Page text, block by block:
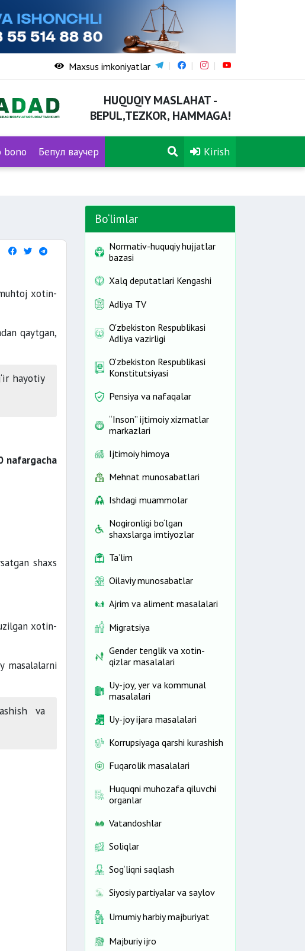
Maxsus imkoniyatlar
HUQUQIY MASLAHAT -
BEPUL,TEZKOR, HAMMAGA!
bono Бепул ваучер Kirish
xotin-
qaytgan,
hayotiy
nafargacha
shaxs
xotin-
masalalarni
va
Bo‘limlar
Normativ-huquqiy hujjatlar
bazasi
Xalq deputatlari Kengashi
Adliya TV
O'zbekiston Respublikasi
Adliya vazirligi
O‘zbekiston Respublikasi
Konstitutsiyasi
Pensiya va nafaqalar
“Inson” ijtimoiy xizmatlar
markazlari
Ijtimoiy himoya
Mehnat munosabatlari
Ishdagi muammolar
Nogironligi bo‘lgan
shaxslarga imtiyozlar
Ta’lim
Oilaviy munosabatlar
Ajrim va aliment masalalari
Migratsiya
Gender tenglik va xotin-
qizlar masalalari
Uy-joy, yer va kommunal
masalalari
Uy-joy ijara masalalari
Korrupsiyaga qarshi kurashish
Fuqarolik masalalari
Huquqni muhozafa qiluvchi
organlar
Vatandoshlar
Soliqlar
Sog‘liqni saqlash
Siyosiy partiyalar va saylov
Umumiy harbiy majburiyat
Majburiy ijro